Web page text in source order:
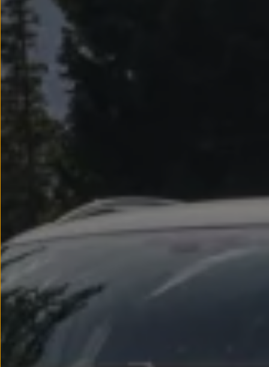
Recambios Volkswagen
Accesorios y merchandising
Transporte
Carga
Suscripción de mantenimiento Long Drive
Modelos anteriores
Beetle
Jetta
Tiguan
Touran
Asistencia en carretera